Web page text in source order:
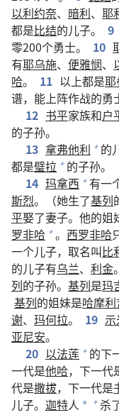
以利约奈、 暗利、 耶
都是比结的儿子。 9
零200个勇士。
10
有耶乌施、 便雅悯、
哈。 11 以上都是耶
谱，能上阵作战的勇
12 书平家族和户
的子孙。
13 拿弗他利 + 的
都是璧拉 + 的子孙。
14 玛拿西 + 有一
斯烈。（她生了基列
平娶了妻子。他的姐
罗非哈 + 。 西罗非哈
一个儿子，取名叫比
的儿子有乌兰、 利金。
列的子孙。 基列是玛
基列的姐妹是哈摩利
谢、 玛何拉。 19 示
亚尼安。
20 以法莲 + 的下
一代是他哈，下一代
代是撒拔，下一代是
儿子。 迦特人 * + 杀